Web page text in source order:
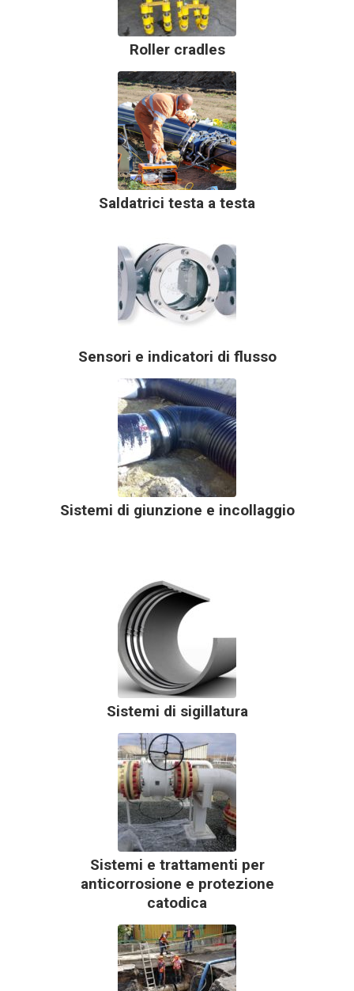
Roller cradles
Saldatrici testa a testa
Sensori e indicatori di flusso
Sistemi di giunzione e incollaggio
Sistemi di sigillatura
Sistemi e trattamenti per
anticorrosione e protezione
catodica